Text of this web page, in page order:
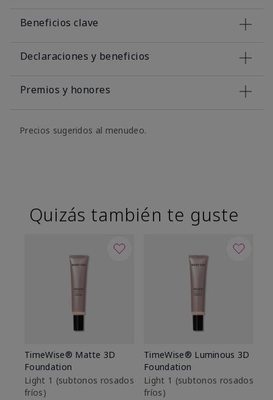
Beneficios clave
Declaraciones y beneficios
Premios y honores
Precios sugeridos al menudeo.
Quizás también te guste
TimeWise® Matte 3D
Foundation
Light 1​ (subtonos rosados
fríos)
TimeWise® Luminous 3D
Foundation
Light 1​ (subtonos rosados
fríos)